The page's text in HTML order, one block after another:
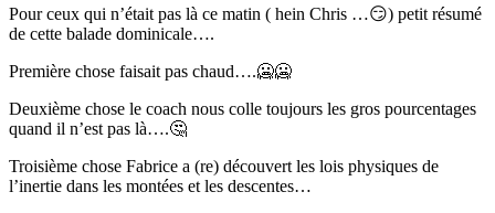
Pour ceux qui n’était pas là ce matin ( hein Chris …😏) petit résumé
de cette balade dominicale….
Première chose faisait pas chaud….🥶🥶
Deuxième chose le coach nous colle toujours les gros pourcentages
quand il n’est pas là….🤔
Troisième chose Fabrice a (re) découvert les lois physiques de
l’inertie dans les montées et les descentes…